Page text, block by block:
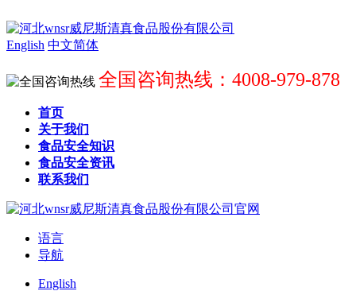
English 中文简体
全国咨询热线：4008-979-878
首页
关于我们
食品安全知识
食品安全资讯
联系我们
语言
导航
English